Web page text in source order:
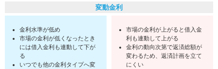
変動金利
金利水準が低め
市場の金利が低くなったとき
には借入金利も連動して下が
る
いつでも他の金利タイプへ変
市場の金利が上がると借入金
利も連動して上がる
金利の動向次第で返済総額が
変わるため、返済計画を立て
にくい